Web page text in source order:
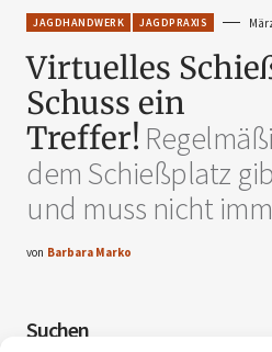
JAGDHANDWERK JAGDPRAXIS
Virtuelles
Schuss ein
Treffer!
dem Schießplatz
und muss nicht
von Barbara Marko
Suchen